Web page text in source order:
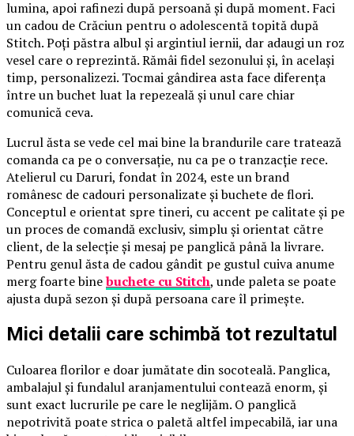
lumina, apoi rafinezi după persoană și după moment. Faci
un cadou de Crăciun pentru o adolescentă topită după
Stitch. Poți păstra albul și argintiul iernii, dar adaugi un roz
vesel care o reprezintă. Rămâi fidel sezonului și, în același
timp, personalizezi. Tocmai gândirea asta face diferența
între un buchet luat la repezeală și unul care chiar
comunică ceva.
Lucrul ăsta se vede cel mai bine la brandurile care tratează
comanda ca pe o conversație, nu ca pe o tranzacție rece.
Atelierul cu Daruri, fondat în 2024, este un brand
românesc de cadouri personalizate și buchete de flori.
Conceptul e orientat spre tineri, cu accent pe calitate și pe
un proces de comandă exclusiv, simplu și orientat către
client, de la selecție și mesaj pe panglică până la livrare.
Pentru genul ăsta de cadou gândit pe gustul cuiva anume
merg foarte binebuchete cu Stitch, unde paleta se poate
ajusta după sezon și după persoana care îl primește.
Mici detalii care schimbă tot rezultatul
Culoarea florilor e doar jumătate din socoteală. Panglica,
ambalajul și fundalul aranjamentului contează enorm, și
sunt exact lucrurile pe care le neglijăm. O panglică
nepotrivită poate strica o paletă altfel impecabilă, iar una